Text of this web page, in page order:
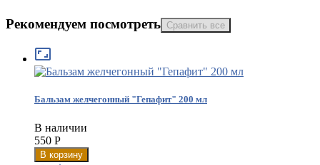
Рекомендуем посмотреть

Бальзам желчегонный "Гепафит" 200 мл
В наличии
550 Р